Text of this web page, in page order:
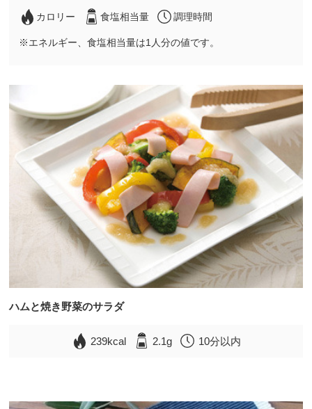
カロリー 食塩相当量 調理時間
※エネルギー、食塩相当量は1人分の値です。
ハムと焼き野菜のサラダ
239kcal 2.1g 10分以内